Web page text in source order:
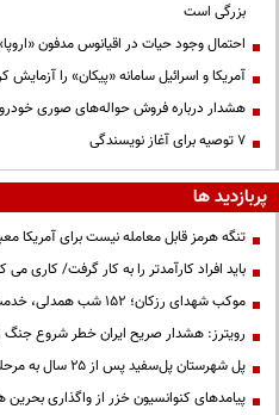
بزرگی است
احتمال وجود حیات در اقیانوس مدفون
آمریکا و اسرائیل سامانه «پیکان» را آزمایش
هشدار درباره فروش حواله‌های صوری
۷ توصیه برای آغاز نویسندگی
پربازدید ها
تنگه هرمز قابل معامله نیست برای آمریکا
باید افراد کارآمدتر را به کار گرفت/
موکب شهدای رزکان؛ ۱۵۲ شب همدلی، خدمت و میزبانی از مردم ولایت‌مدار شهریار
رویترز: هشدار صریح ایران خطر شروع جنگ
پل شهرستان پل‌سفید پس از ۲۵ سال به مرحله بهره‌برداری رسید
پیامدهای کنوانسیون خزر از واگذاری بحرین